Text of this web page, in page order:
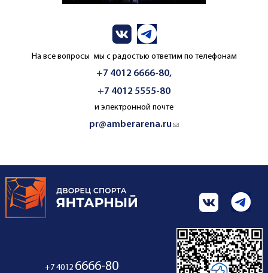
На все вопросы мы с радостью ответим по телефонам
+7 4012 6666-80,
+7 4012 5555-80
и электронной почте
pr@amberarena.ru(link sends e-mail)
+7 4012 6666-80